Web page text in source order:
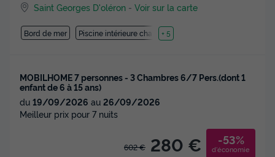
Saint Georges D'oléron -Voir sur la carte
Bord de mer Piscine intérieure chauffée
+ 5
MOBILHOME 7 personnes - 3 Chambres 6/7 Pers.(dont 1
enfant de 6 à 15 ans)
du 19/09/2026 au 26/09/2026
Meilleur prix pour 7 nuits
602 € 280 € -53%
d'économie